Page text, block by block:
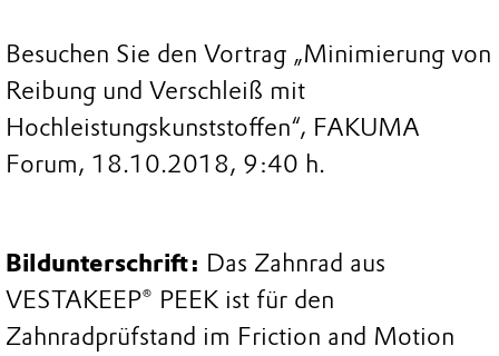
Besuchen Sie den Vortrag „Minimierung von
Reibung und Verschleiß mit
Hochleistungskunststoffen“, FAKUMA
Forum, 18.10.2018, 9:40 h.
Bildunterschrift: Das Zahnrad aus
VESTAKEEP® PEEK ist für den
Zahnradprüfstand im Friction and Motion